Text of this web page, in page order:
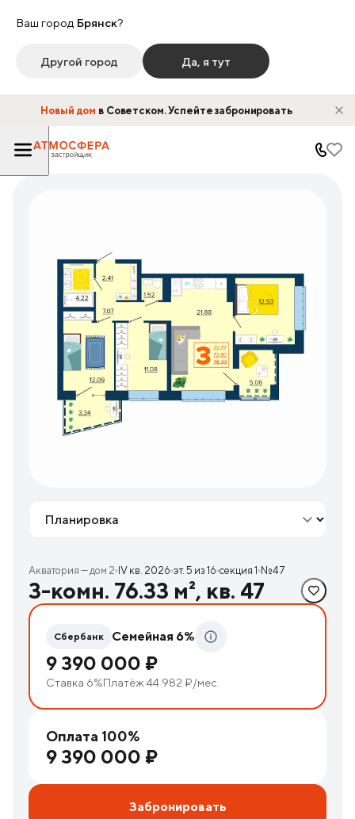
Ваш город Брянск?
Другой город Да, я тут
Новый дом в Советском. Успейте забронировать
Акватория — дом 2 IV кв. 2026 эт. 5 из 16 секция 1 №47
3-комн. 76.33 м², кв. 47
Сбербанк Семейная 6%
9 390 000 ₽
Ставка 6%Платёж 44 982 ₽/мес.
Оплата 100%
9 390 000 ₽
Забронировать